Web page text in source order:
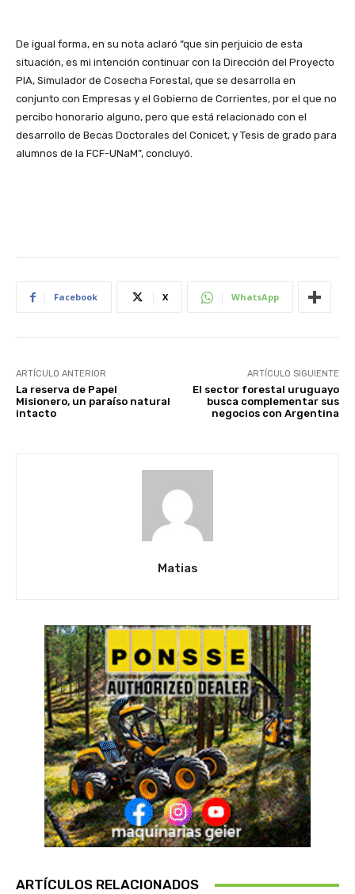
De igual forma, en su nota aclaró “que sin perjuicio de esta
situación, es mi intención continuar con la Dirección del Proyecto
PIA, Simulador de Cosecha Forestal, que se desarrolla en
conjunto con Empresas y el Gobierno de Corrientes, por el que no
percibo honorario alguno, pero que está relacionado con el
desarrollo de Becas Doctorales del Conicet, y Tesis de grado para
alumnos de la FCF-UNaM”, concluyó.
Facebook X WhatsApp
ARTÍCULO ANTERIOR
La reserva de Papel
Misionero, un paraíso natural
intacto
ARTÍCULO SIGUIENTE
El sector forestal uruguayo
busca complementar sus
negocios con Argentina
Matias
ARTÍCULOS RELACIONADOS